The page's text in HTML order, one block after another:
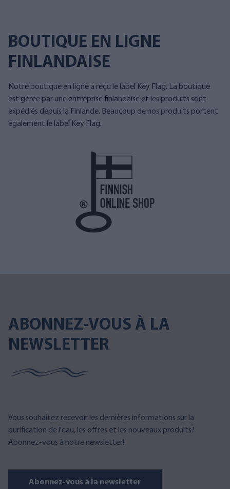
BOUTIQUE EN LIGNE
FINLANDAISE
Notre boutique en ligne a reçu le label Key Flag. La boutique
est gérée par une entreprise finlandaise et les produits sont
expédiés depuis la Finlande. Beaucoup de nos produits portent
également le label Key Flag.
ABONNEZ-VOUS À LA
NEWSLETTER
Vous souhaitez recevoir les dernières informations sur la
purification de l'eau, les offres et les nouveaux produits?
Abonnez-vous à notre newsletter!
Abonnez-vous à la newsletter